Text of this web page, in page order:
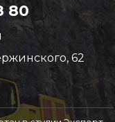
80
62